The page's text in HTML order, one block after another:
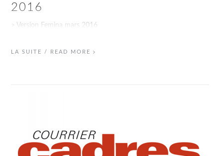
2016
> Version Femina mars 2016
LA SUITE / READ MORE